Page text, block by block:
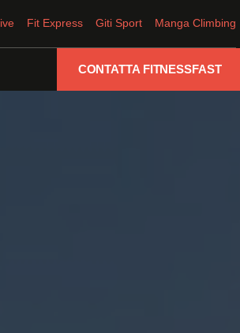
Fit Express Giti Sport Manga Climbing
CONTATTA FITNESSFAST